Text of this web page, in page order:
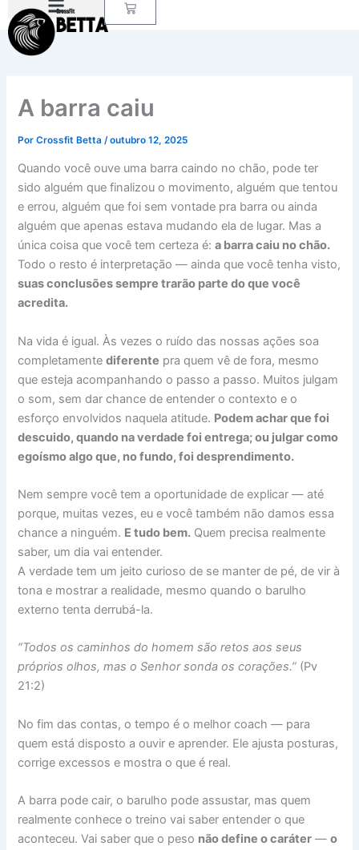
para
Carrinho
A barra caiu
PorCrossfit Betta/outubro 12, 2025
Quando você ouve uma barra caindo no chão, pode ter
sido alguém que finalizou o movimento, alguém que tentou
e errou, alguém que foi sem vontade pra barra ou ainda
alguém que apenas estava mudando ela de lugar. Mas a
única coisa que você tem certeza é:a barra caiu no chão.
Todo o resto é interpretação — ainda que você tenha visto,
suas conclusões sempre trarão parte do que você
acredita.
Na vida é igual. Às vezes o ruído das nossas ações soa
completamentediferente pra quem vê de fora, mesmo
que esteja acompanhando o passo a passo. Muitos julgam
o som, sem dar chance de entender o contexto e o
esforço envolvidos naquela atitude. Podem achar que foi
descuido, quando na verdade foi entrega; ou julgar como
egoísmo algo que, no fundo, foi desprendimento.
Nem sempre você tem a oportunidade de explicar — até
porque, muitas vezes, eu e você também não damos essa
chance a ninguém. E tudo bem. Quem precisa realmente
saber, um dia vai entender.
A verdade tem um jeito curioso de se manter de pé, de vir à
tona e mostrar a realidade, mesmo quando o barulho
externo tenta derrubá-la.
“Todos os caminhos do homem são retos aos seus
próprios olhos, mas o Senhor sonda os corações.” (Pv
21:2)
No fim das contas, o tempo é o melhor coach — para
quem está disposto a ouvir e aprender. Ele ajusta posturas,
corrige excessos e mostra o que é real.
A barra pode cair, o barulho pode assustar, mas quem
realmente conhece o treino vai saber entender o que
aconteceu. Vai saber que o peso não define o caráter —o